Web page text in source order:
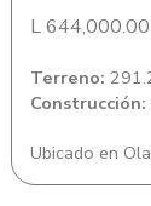
L 644,000.00
Terreno:
Construcción:
Ubicado en